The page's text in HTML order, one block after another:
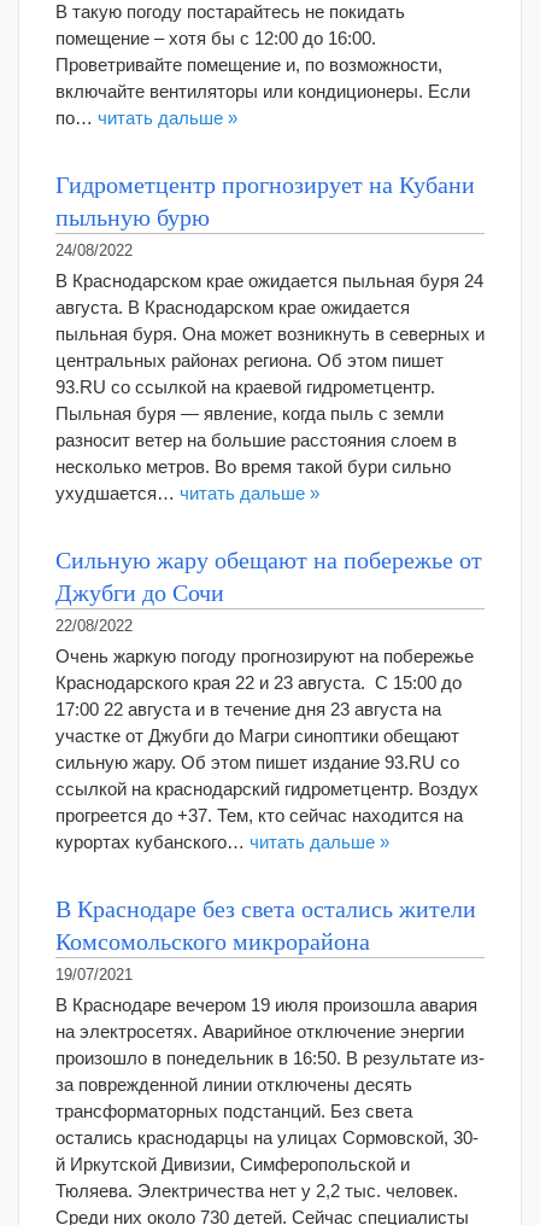
В такую погоду постарайтесь не покидать
помещение – хотя бы с 12:00 до 16:00.
Проветривайте помещение и, по возможности,
включайте вентиляторы или кондиционеры. Если
по… читать дальше »
Гидрометцентр прогнозирует на Кубани
пыльную бурю
24/08/2022
В Краснодарском крае ожидается пыльная буря 24
августа. В Краснодарском крае ожидается
пыльная буря. Она может возникнуть в северных и
центральных районах региона. Об этом пишет
93.RU со ссылкой на краевой гидрометцентр.
Пыльная буря — явление, когда пыль с земли
разносит ветер на большие расстояния слоем в
несколько метров. Во время такой бури сильно
ухудшается… читать дальше »
Сильную жару обещают на побережье от
Джубги до Сочи
22/08/2022
Очень жаркую погоду прогнозируют на побережье
Краснодарского края 22 и 23 августа. С 15:00 до
17:00 22 августа и в течение дня 23 августа на
участке от Джубги до Магри синоптики обещают
сильную жару. Об этом пишет издание 93.RU со
ссылкой на краснодарский гидрометцентр. Воздух
прогреется до +37. Тем, кто сейчас находится на
курортах кубанского… читать дальше »
В Краснодаре без света остались жители
Комсомольского микрорайона
19/07/2021
В Краснодаре вечером 19 июля произошла авария
на электросетях. Аварийное отключение энергии
произошло в понедельник в 16:50. В результате из-
за поврежденной линии отключены десять
трансформаторных подстанций. Без света
остались краснодарцы на улицах Сормовской, 30-
й Иркутской Дивизии, Симферопольской и
Тюляева. Электричества нет у 2,2 тыс. человек.
Среди них около 730 детей. Сейчас специалисты